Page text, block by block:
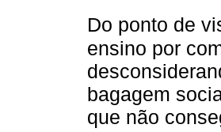
Do ponto de
ensino por
bagagem
que não